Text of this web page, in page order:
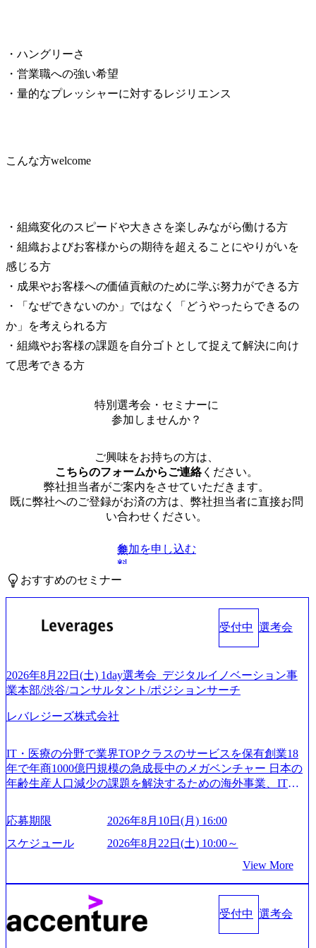
・ハングリーさ
・営業職への強い希望
・量的なプレッシャーに対するレジリエンス
こんな方welcome
・組織変化のスピードや大きさを楽しみながら働ける方
・組織およびお客様からの期待を超えることにやりがいを
感じる方
・成果やお客様への価値貢献のために学ぶ努力ができる方
・「なぜできないのか」ではなく「どうやったらできるの
か」を考えられる方
・組織やお客様の課題を自分ゴトとして捉えて解決に向け
て思考できる方
特別選考会・セミナーに
参加しませんか？
ご興味をお持ちの方は、
こちらのフォームからご連絡ください。
弊社担当者がご案内をさせていただきます。
既に弊社へのご登録がお済の方は、弊社担当者に直接お問
い合わせください。
無
料
参加を申し込む
おすすめのセミナー
受付中 選考会
2026年8月22日(土) 1day選考会_デジタルイノベーション事
業本部/渋谷/コンサルタント/ポジションサーチ
レバレジーズ株式会社
IT・医療の分野で業界TOPクラスのサービスを保有創業18
年で年商1000億円規模の急成長中のメガベンチャー 日本の
年齢生産人口減少の課題を解決するための海外事業、IT事
以上の事業を展開する オールインハウスの組織体制をとっ
ており社内で新しい事業開発などの人員調達できる 独立資
本経営をとっており、事業創造の自由度が高い https://storag
s/20240925162633_7242d0de-3e54-4f03-b076-00318d5c0dff_120
0x644.webp レバレジーズ株式会社 会社説明資料 (https://spea
kerdeck.com/leverages/leverages-hui-she-shao-jie-zi-liao-zhong-tu-
cai-yong-xiang-ke) 「働く人」「事業・サービス」「カルチャ
ー」など、レバレジーズのリアルを取り上げています！ (htt
応募期限
2026年8月10日(月) 16:00
スケジュール
2026年8月22日(土) 10:00～
View More
受付中 選考会